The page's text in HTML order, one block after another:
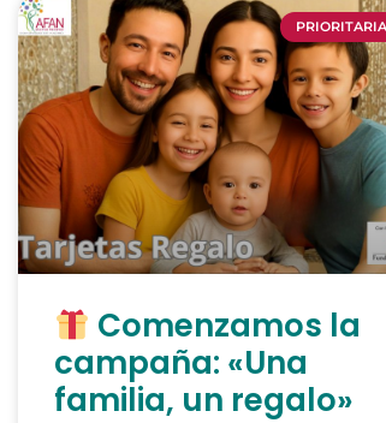
PRIORITARIA
Comenzamos la
campaña: «Una
familia, un regalo»